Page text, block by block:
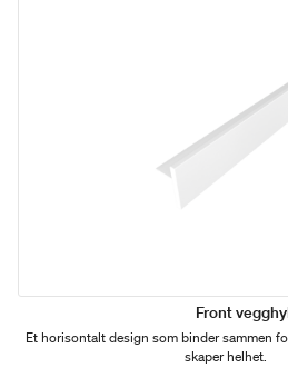
Front
Et horisontalt design som binder sammen
skaper helhet.